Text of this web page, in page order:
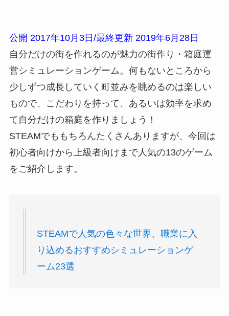
公開 2017年10月3日/最終更新 2019年6月28日
自分だけの街を作れるのが魅力の街作り・箱庭運
営シミュレーションゲーム。何もないところから
少しずつ成長していく町並みを眺めるのは楽しい
もので、こだわりを持って、あるいは効率を求め
て自分だけの箱庭を作りましょう！
STEAMでももちろんたくさんありますが、今回は
初心者向けから上級者向けまで人気の13のゲーム
をご紹介します。
STEAMで人気の色々な世界、職業に入
り込めるおすすめシミュレーションゲ
ーム23選